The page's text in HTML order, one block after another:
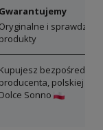
Gwarantujemy
Oryginalne i sprawdzone
produkty
Kupujesz bezpośrednio
producenta, polskiej
Dolce Sonno